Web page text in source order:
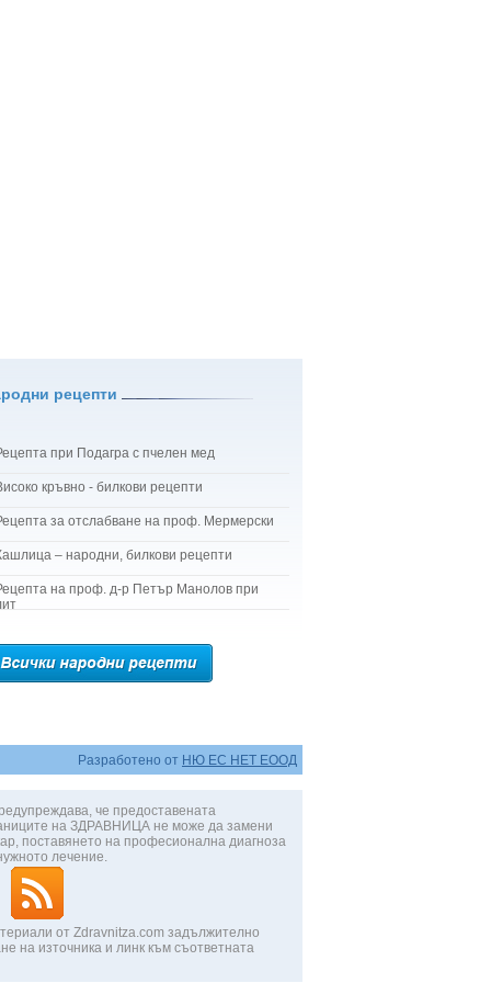
рецепти
при Подагра с пчелен мед
кръвно - билкови рецепти
за отслабване на проф. Мермерски
– народни, билкови рецепти
на проф. д-р Петър Манолов при
Разработено от НЮ ЕС НЕТ ЕООД
че предоставената
на ЗДРАВНИЦА не може да замени
поставянето на професионална диагноза
лечение.
от Zdravnitza.com задължително
на източника и линк към съответната